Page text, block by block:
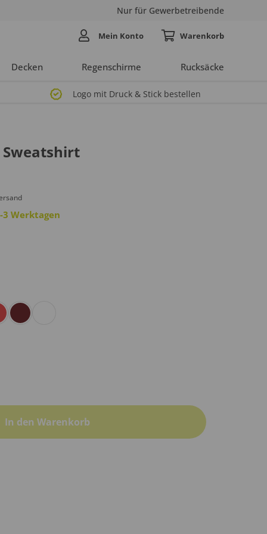
Nur für Gewerbetreibende
Decken Regenschirme Rucksäcke
Mein Konto
Logo mit Druck & Stick bestellen
Werktagen
In den Warenkorb